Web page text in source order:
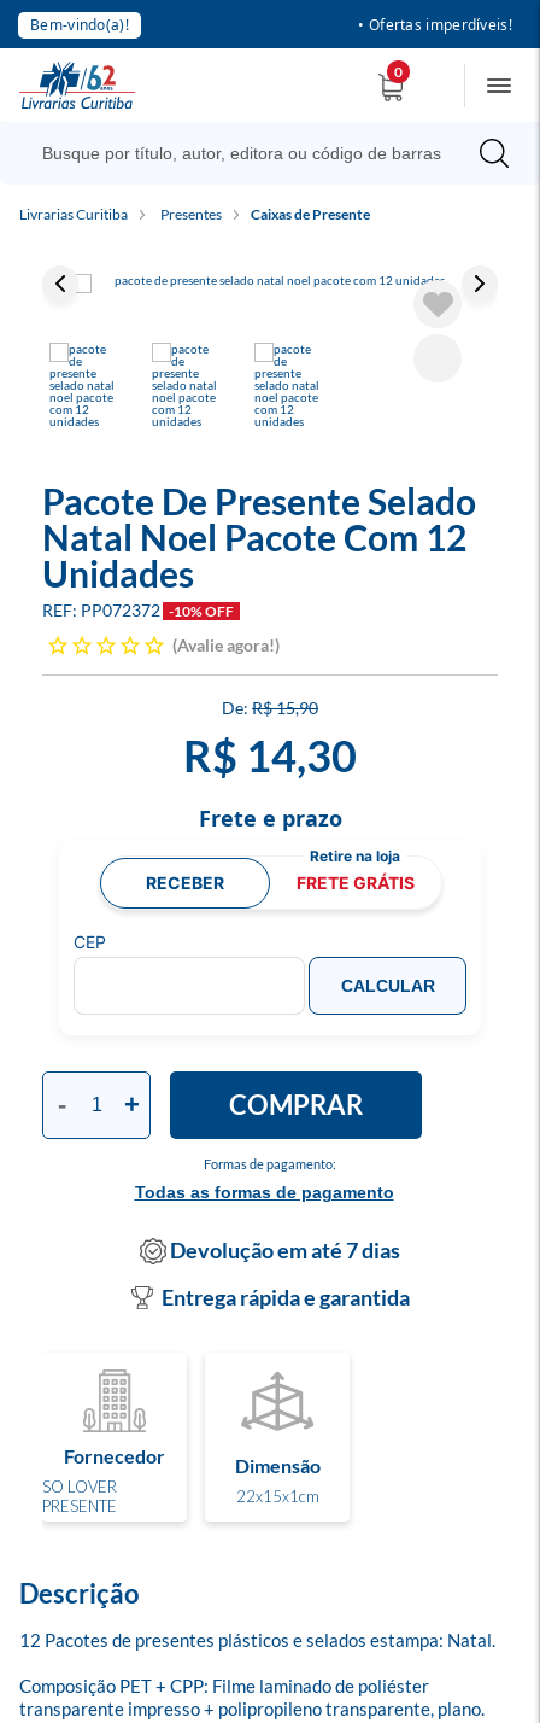
Bem-vindo(a)! • Ofertas imperdíveis!
0
Livrarias Curitiba Presentes Caixas de Presente
Pacote De Presente Selado
Natal Noel Pacote Com 12
Unidades
PP072372 -10% OFF
Avalie agora!
R$ 15,90
R$ 14,30
Formas de pagamento:
Todas as formas de pagamento
- + COMPRAR
Frete e prazo
RECEBER FRETE GRÁTIS
CEP
CALCULAR
Devolução em até 7 dias
Entrega rápida e garantida
Fornecedor
SO LOVER
PRESENTE
Dimensão
22x15x1cm
Descrição
12 Pacotes de presentes plásticos e selados estampa: Natal.
Composição PET + CPP: Filme laminado de poliéster
transparente impresso + polipropileno transparente, plano.